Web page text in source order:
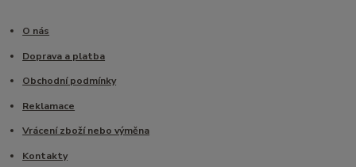
O nás
Doprava a platba
Obchodní podmínky
Reklamace
Vrácení zboží nebo výměna
Kontakty